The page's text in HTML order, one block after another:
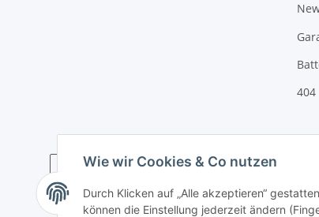
404
* Alle Preise inkl. gesetzlicher USt., zzgl. Versand
Wie wir Cookies & Co nutzen
Durch Klicken auf „Alle akzeptieren“
können die Einstellung jederzeit ändern